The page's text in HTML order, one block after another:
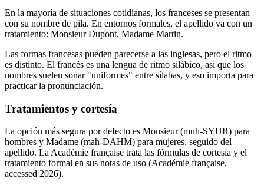
En la mayoría de situaciones cotidianas, los franceses se presentan
con su nombre de pila. En entornos formales, el apellido va con un
tratamiento: Monsieur Dupont, Madame Martin.
Las formas francesas pueden parecerse a las inglesas, pero el ritmo
es distinto. El francés es una lengua de ritmo silábico, así que los
nombres suelen sonar "uniformes" entre sílabas, y eso importa para
practicar la pronunciación.
Tratamientos y cortesía
La opción más segura por defecto es Monsieur (muh-SYUR) para
hombres y Madame (mah-DAHM) para mujeres, seguido del
apellido. La Académie française trata las fórmulas de cortesía y el
tratamiento formal en sus notas de uso (Académie française,
accessed 2026).